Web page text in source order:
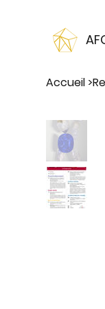
Accueil >